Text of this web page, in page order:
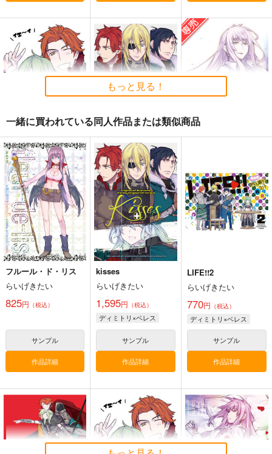
メランコリック・ダイ
バー 永田礼路短編集
２
永田医院午前０時
サンプル
カート
サイレントメビウス３
５周年＆AMP設立年
記念原画展公式図録
太陽系旅団
4,400円（税込）
香津美リキュール
サンプル
カート
謎の彼女X Extra
Tsubaki_Factory
4,990
その他
サンプル
永田医院午前０時
629円
オリジナル
サンプル
カート
マーベルライバルズ-
サイロッ
ク-160CMX50CM抱き
枕カバー【YC1309】
13,200円（税込）
サンプル
作品詳細
モモタロウ メモ帳
ぱんmog☆王国
専売 629円
サカタ・ザ・ゴージャス・キンタロウ
ザ・グレート・ベンケー
サンプル
カート
ベレス先生とゴーティ
エが雑に遊んだ本
らいげきたい
440円（税込）
ファイアーエムブレム
シルヴァン×ベレス
サンプル
カート
kisses
らいげきたい
1,595円（税込）
ファイアーエムブレム
ディミトリ×ベレス
サンプル
カート
専売 770円（税込）
EIGHTH
もっと見る！
一緒に買われている同人作品または類似商品
フルール・ド・リス
らいげきたい
825円 （税込）
サンプル
作品詳細
kisses
らいげきたい
1,595円 （税込）
ディミトリ×ベレス
サンプル
作品詳細
LIFE!!2
らいげきたい
770円 （税込）
ディミトリ×ベレス
サンプル
作品詳細